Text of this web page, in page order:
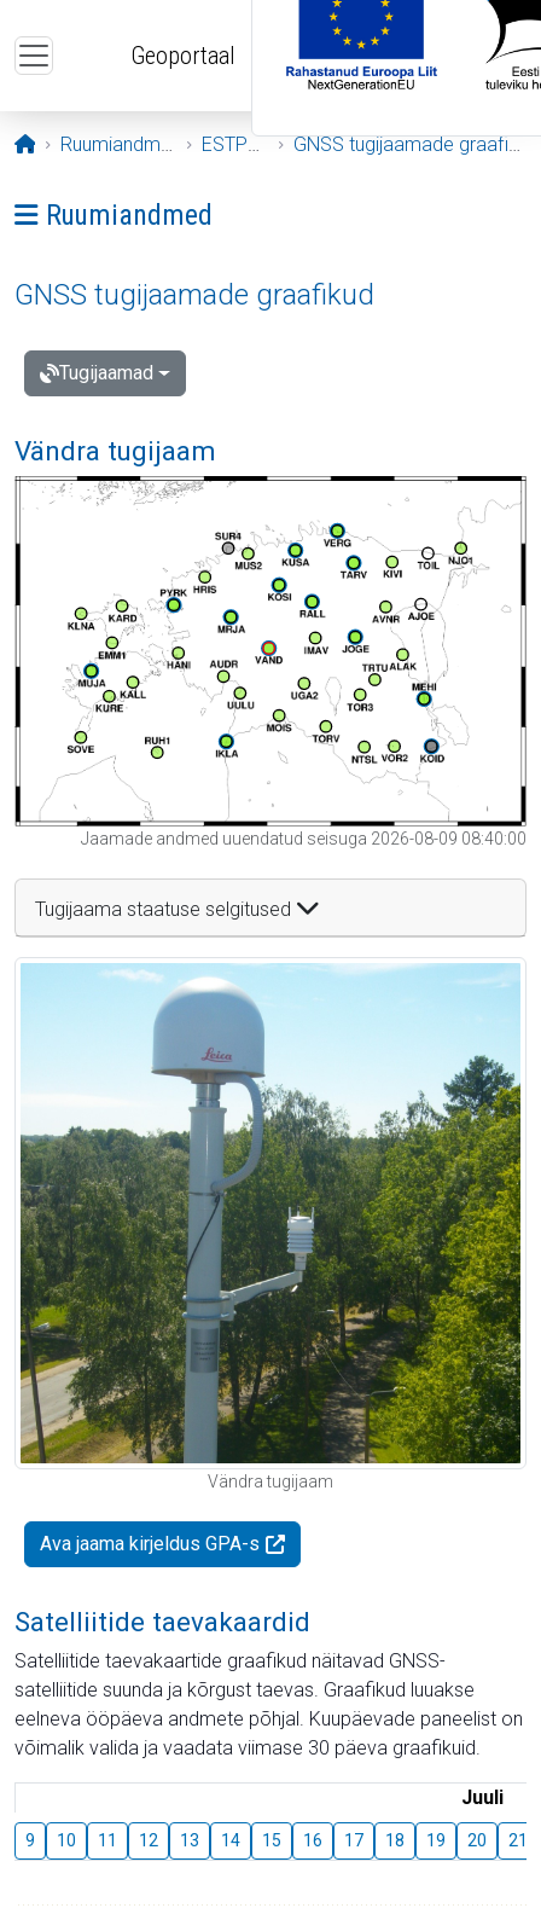
Geoportaal
Avaleht
Ruumiandmed ESTPOS GNSS tugijaamade graafikud
Ava menüü: Ruumiandmed
Ruumiandmed
GNSS tugijaamade graafikud
Tugijaamad
Vändra tugijaam
Jaamade andmed uuendatud seisuga 2026-08-09 08:40:00
Tugijaama staatuse selgitused
Vändra tugijaam
Ava jaama kirjeldus GPA-s
Satelliitide taevakaardid
Satelliitide taevakaartide graafikud näitavad GNSS-
satelliitide suunda ja kõrgust taevas. Graafikud luuakse
eelneva ööpäeva andmete põhjal. Kuupäevade paneelist on
võimalik valida ja vaadata viimase 30 päeva graafikuid.
Juuli
9 10 11 12 13 14 15 16 17 18 19 20 21